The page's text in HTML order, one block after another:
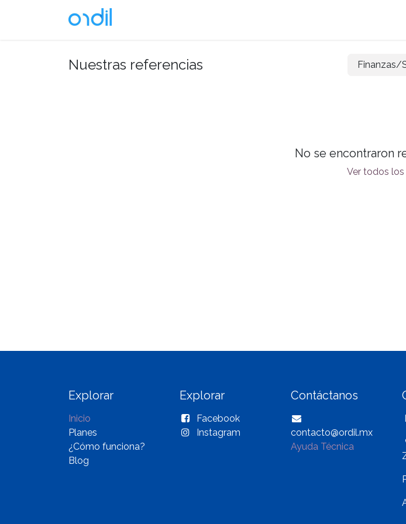
Nuestras referencias Finanzas/
No se encontraron
Ver todos
Explorar
Inicio
Planes
¿Cómo funciona?
Blog
Explorar
Facebook
Instagram
Contáctanos
contacto@ordil.mx
Ayuda Técnica